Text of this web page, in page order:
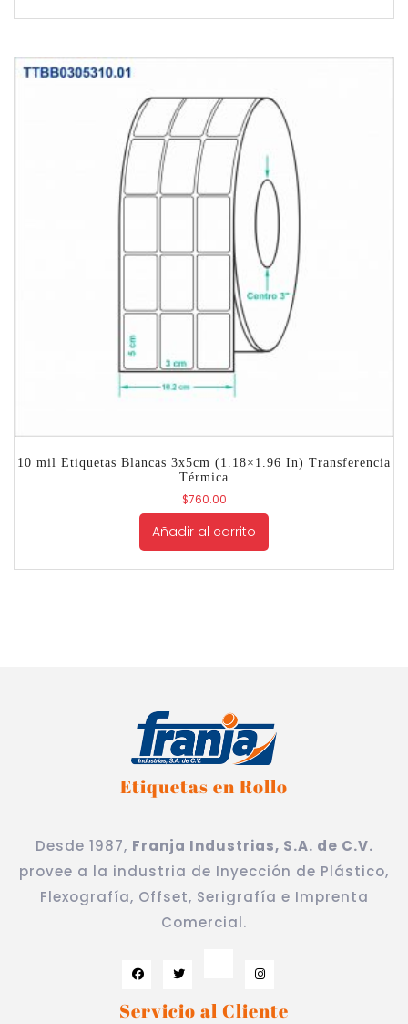
10 mil Etiquetas Blancas 3x5cm (1.18×1.96 In) Transferencia
Térmica
$760.00
Añadir al carrito
Etiquetas en Rollo
Desde 1987, Franja Industrias, S.A. de C.V.
provee a la industria de Inyección de Plástico,
Flexografía, Offset, Serigrafía e Imprenta
Comercial.
Servicio al Cliente